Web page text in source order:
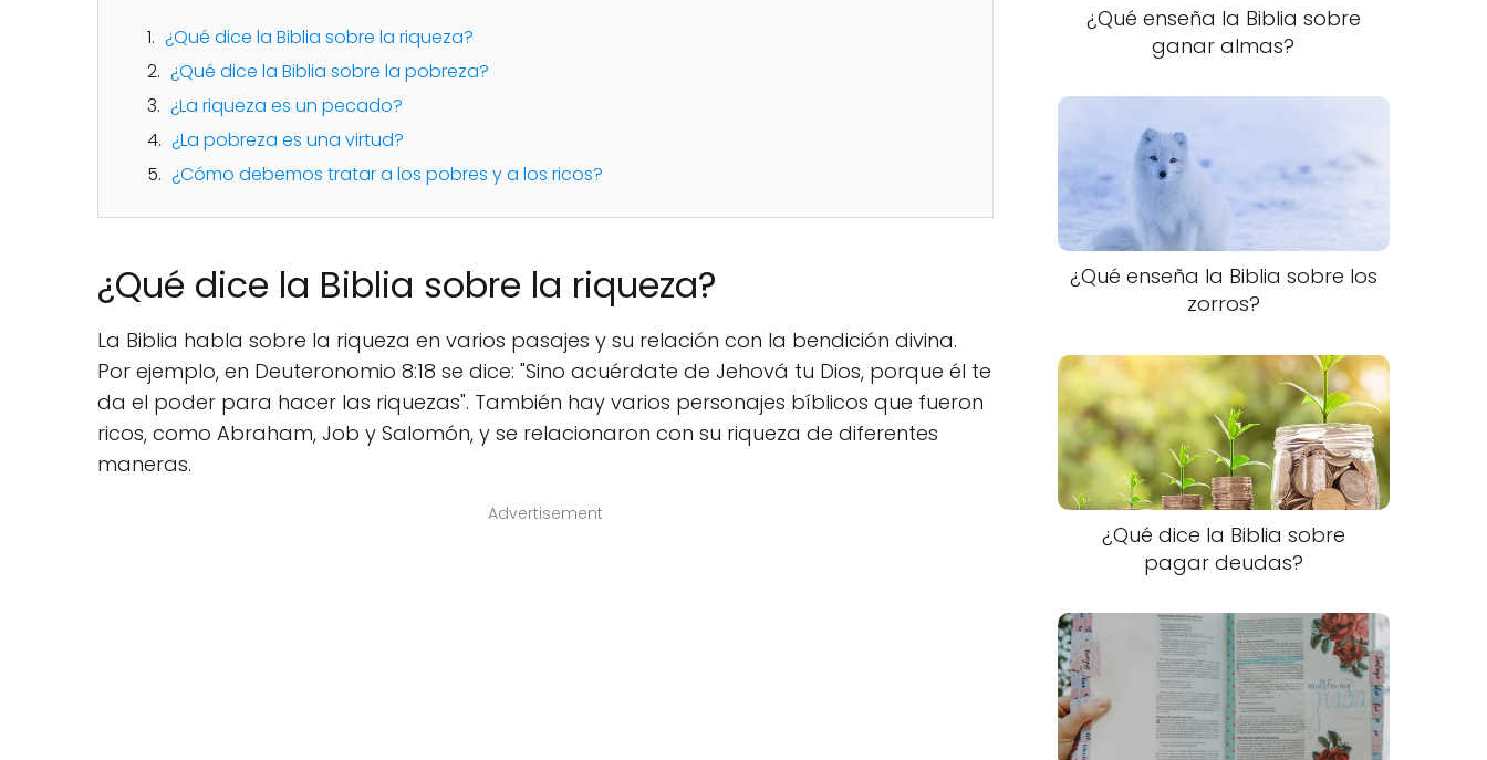
¿Qué dice la Biblia sobre la riqueza?
¿Qué dice la Biblia sobre la pobreza?
¿La riqueza es un pecado?
¿La pobreza es una virtud?
¿Cómo debemos tratar a los pobres y a los ricos?
¿Qué dice la Biblia sobre la riqueza?
La Biblia habla sobre la riqueza en varios pasajes y su relación con la bendición divina.
Por ejemplo, en Deuteronomio 8:18 se dice: "Sino acuérdate de Jehová tu Dios, porque él te
da el poder para hacer las riquezas". También hay varios personajes bíblicos que fueron
ricos, como Abraham, Job y Salomón, y se relacionaron con su riqueza de diferentes
maneras.
Advertisement
¿Qué enseña la Biblia sobre
ganar almas?
¿Qué enseña la Biblia sobre los
zorros?
¿Qué dice la Biblia sobre
pagar deudas?